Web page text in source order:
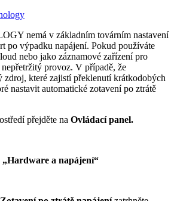
nemá v základním továrním nastavení
po výpadku napájení. Pokud používáte
nebo jako záznamové zařízení pro
provoz. V případě, že
zdroj, které zajistí překlenutí krátkodobých
nastavit automatické zotavení po ztrátě
přejděte na Ovládací panel.
„Hardware a napájení“